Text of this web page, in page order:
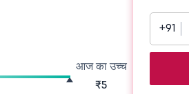
आज का उच्च
₹5
+91